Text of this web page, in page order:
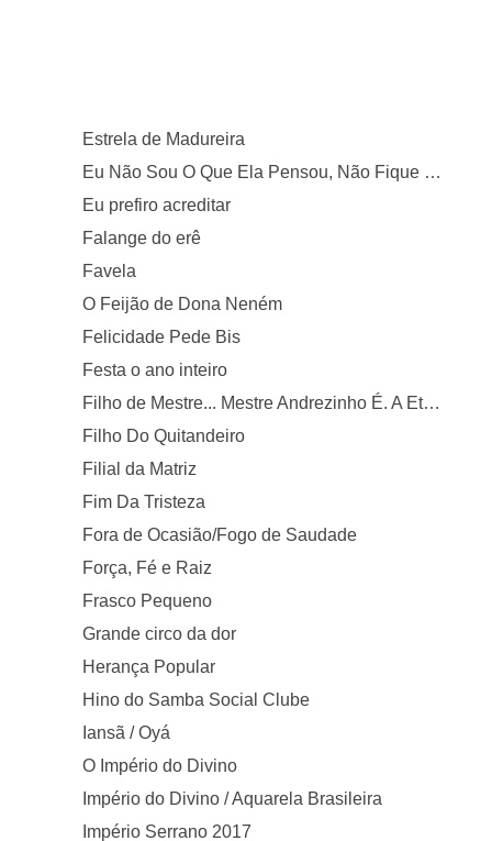
Estrela de Madureira
Eu Não Sou O Que Ela Pensou, Não Fique a Se Torturar, Vai Pro Lada de Lá
Eu prefiro acreditar
Falange do erê
Favela
O Feijão de Dona Neném
Felicidade Pede Bis
Festa o ano inteiro
Filho de Mestre... Mestre Andrezinho É. A Eterna Estrela do Samba
Filho Do Quitandeiro
Filial da Matriz
Fim Da Tristeza
Fora de Ocasião/Fogo de Saudade
Força, Fé e Raiz
Frasco Pequeno
Grande circo da dor
Herança Popular
Hino do Samba Social Clube
Iansã / Oyá
O Império do Divino
Império do Divino / Aquarela Brasileira
Império Serrano 2017